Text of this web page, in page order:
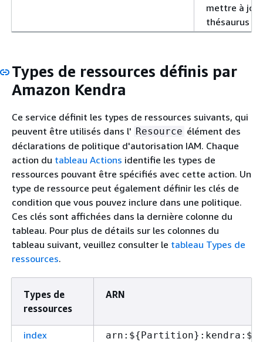
mettre à
thésaurus
Types de ressources définis par
Amazon Kendra
Ce service définit les types de ressources suivants, qui
peuvent être utilisés dans l' Resource élément des
déclarations de politique d'autorisation IAM. Chaque
action du tableau Actions identifie les types de
ressources pouvant être spécifiés avec cette action. Un
type de ressource peut également définir les clés de
condition que vous pouvez inclure dans une politique.
Ces clés sont affichées dans la dernière colonne du
tableau. Pour plus de détails sur les colonnes du
tableau suivant, veuillez consulter le tableau Types de
ressources.
Types de
ressources
ARN
index arn:${Partition}:kendra:$